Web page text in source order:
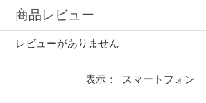
商品レビュー
レビューがありません
表示： スマートフォン ｜